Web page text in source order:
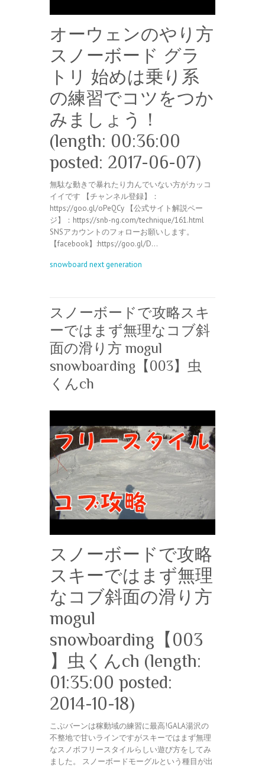
オーウェンのやり方
スノーボード グラ
トリ 始めは乗り系
の練習でコツをつか
みましょう！
(length: 00:36:00
posted: 2017-06-07)
無駄な動きで暴れたり力んでいない方がカッコ
イイです 【チャンネル登録】：
https://goo.gl/oPeQCy 【公式サイト解説ペー
ジ】：https://snb-ng.com/technique/161.html
SNSアカウントのフォローお願いします。
【facebook】:https://goo.gl/D…
snowboard next generation
スノーボードで攻略スキ
ーではまず無理なコブ斜
面の滑り方 mogul
snowboarding【003】虫
くんch
スノーボードで攻略
スキーではまず無理
なコブ斜面の滑り方
mogul
snowboarding【003
】虫くんch (length:
01:35:00 posted:
2014-10-18)
こぶバーンは稼動域の練習に最高!GALA湯沢の
不整地で甘いラインですがスキーではまず無理
なスノボフリースタイルらしい遊び方をしてみ
ました。 スノーボードモーグルという種目が出